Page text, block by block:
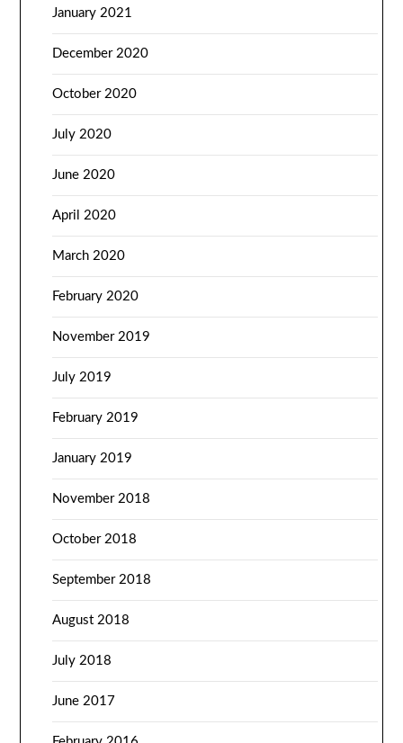
January 2021
December 2020
October 2020
July 2020
June 2020
April 2020
March 2020
February 2020
November 2019
July 2019
February 2019
January 2019
November 2018
October 2018
September 2018
August 2018
July 2018
June 2017